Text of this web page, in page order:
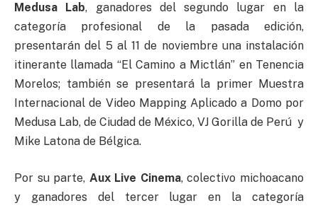
Medusa Lab, ganadores del segundo lugar en la
categoría profesional de la pasada edición,
presentarán del 5 al 11 de noviembre una instalación
itinerante llamada “El Camino a Mictlán” en Tenencia
Morelos; también se presentará la primer Muestra
Internacional de Video Mapping Aplicado a Domo por
Medusa Lab, de Ciudad de México, VJ Gorilla de Perú y
Mike Latona de Bélgica.
Por su parte, Aux Live Cinema, colectivo michoacano
y ganadores del tercer lugar en la categoría